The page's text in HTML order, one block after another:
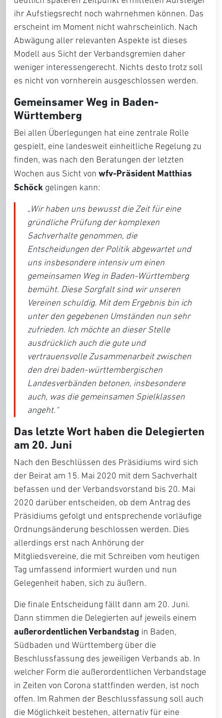
ihr Aufstiegsrecht noch wahrnehmen können. Das
erscheint im Moment nicht wahrscheinlich. Nach
Abwägung aller relevanten Aspekte ist dieses
Modell aus Sicht der Verbandsgremien daher
weniger interessengerecht. Nichts desto trotz soll
es nicht von vornherein ausgeschlossen werden.
Gemeinsamer Weg in Baden-
Württemberg
Bei allen Überlegungen hat eine zentrale Rolle
gespielt, eine landesweit einheitliche Regelung zu
finden, was nach den Beratungen der letzten
Wochen aus Sicht von wfv-Präsident Matthias
Schöck gelingen kann:
„Wir haben uns bewusst die Zeit für eine
gründliche Prüfung der komplexen
Sachverhalte genommen, die
Entscheidungen der Politik abgewartet und
uns insbesondere intensiv um einen
gemeinsamen Weg in Baden-Württemberg
bemüht. Diese Sorgfalt sind wir unseren
Vereinen schuldig. Mit dem Ergebnis bin ich
unter den gegebenen Umständen nun sehr
zufrieden. Ich möchte an dieser Stelle
ausdrücklich auch die gute und
vertrauensvolle Zusammenarbeit zwischen
den drei baden-württembergischen
Landesverbänden betonen, insbesondere
auch, was die gemeinsamen Spielklassen
angeht.“
Das letzte Wort haben die Delegierten
am 20. Juni
Nach den Beschlüssen des Präsidiums wird sich
der Beirat am 15. Mai 2020 mit dem Sachverhalt
befassen und der Verbandsvorstand bis 20. Mai
2020 darüber entscheiden, ob dem Antrag des
Präsidiums gefolgt und entsprechende vorläufige
Ordnungsänderung beschlossen werden. Dies
allerdings erst nach Anhörung der
Mitgliedsvereine, die mit Schreiben vom heutigen
Tag umfassend informiert wurden und nun
Gelegenheit haben, sich zu äußern.
Die finale Entscheidung fällt dann am 20. Juni.
Dann stimmen die Delegierten auf jeweils einem
außerordentlichen Verbandstag in Baden,
Südbaden und Württemberg über die
Beschlussfassung des jeweiligen Verbands ab. In
welcher Form die außerordentlichen Verbandstage
in Zeiten von Corona stattfinden werden, ist noch
offen. Im Rahmen der Beschlussfassung soll auch
die Möglichkeit bestehen, alternativ für eine